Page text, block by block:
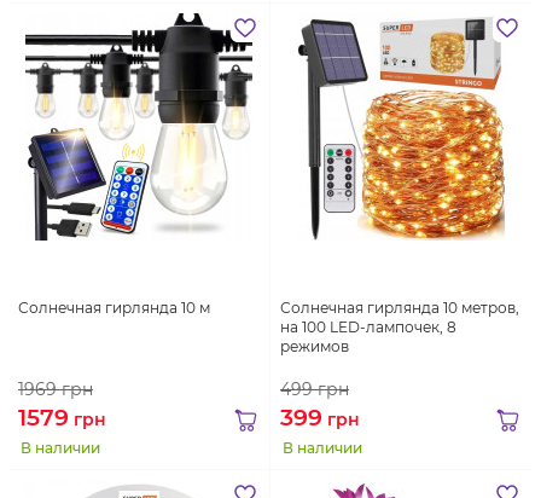
Солнечная гирлянда 10 м
1969грн
1579 грн
В наличии
Солнечная гирлянда 10 метров,
на 100 LED-лампочек, 8
режимов
499грн
399 грн
В наличии